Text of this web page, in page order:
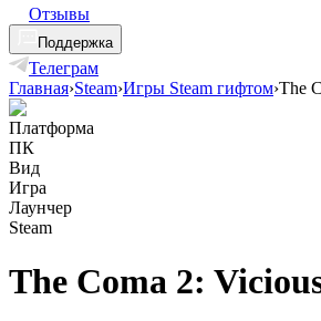
Отзывы
Поддержка
Телеграм
Главная›Steam›Игры Steam гифтом›The
Платформа
ПК
Вид
Игра
Лаунчер
Steam
The Coma 2: